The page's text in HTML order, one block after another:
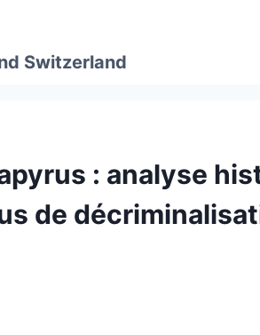
Switzerland
: analyse
de